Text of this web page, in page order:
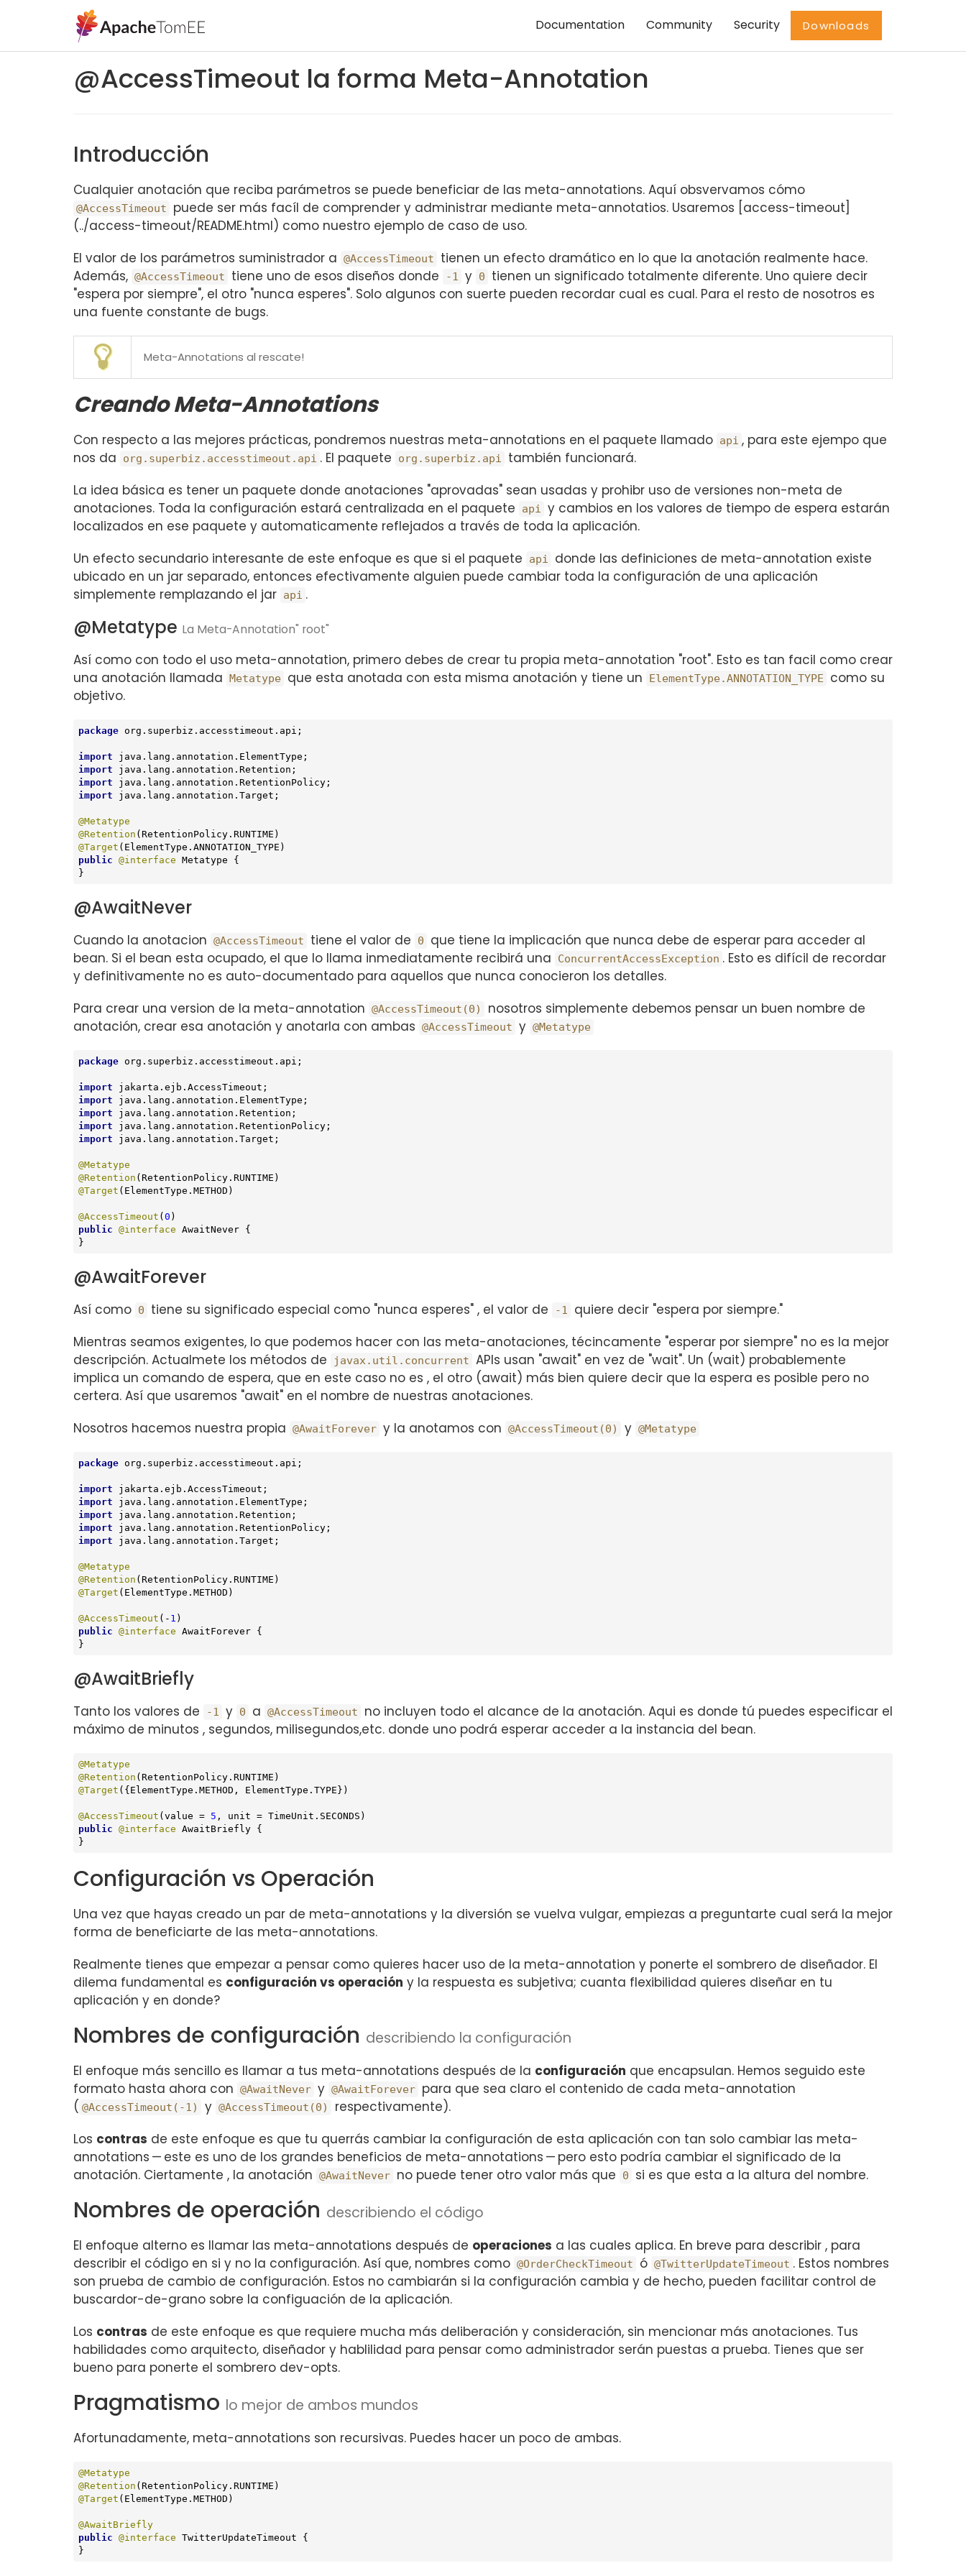
Documentation Community Security Downloads
@AccessTimeout la forma Meta-Annotation
Introducción
Cualquier anotación que reciba parámetros se puede beneficiar de las meta-annotations. Aquí obsvervamos cómo
@AccessTimeout
puede ser más facíl de comprender y administrar mediante meta-annotatios. Usaremos [access-timeout]
(../access-timeout/README.html) como nuestro ejemplo de caso de uso.
El valor de los parámetros suministrador a @AccessTimeout
tienen un efecto dramático en lo que la anotación realmente hace.
Además, @AccessTimeout tiene uno de esos diseños donde -1 y 0
tienen un significado totalmente diferente. Uno quiere decir
"espera por siempre", el otro "nunca esperes". Solo algunos con suerte pueden recordar cual es cual. Para el resto de nosotros es
una fuente constante de bugs.
Meta-Annotations al rescate!
Creando Meta-Annotations
Con respecto a las mejores prácticas, pondremos nuestras meta-annotations en el paquete llamado api , para este ejempo que
nos da
org.superbiz.accesstimeout.api . El paquete org.superbiz.api
también funcionará.
La idea básica es tener un paquete donde anotaciones "aprovadas" sean usadas y prohibr uso de versiones non-meta de
anotaciones. Toda la configuración estará centralizada en el paquete
api y cambios en los valores de tiempo de espera estarán
localizados en ese paquete y automaticamente reflejados a través de toda la aplicación.
Un efecto secundario interesante de este enfoque es que si el paquete
api
donde las definiciones de meta-annotation existe
ubicado en un jar separado, entonces efectivamente alguien puede cambiar toda la configuración de una aplicación
simplemente remplazando el jar api .
@Metatype La Meta-Annotation" root"
Así como con todo el uso meta-annotation, primero debes de crear tu propia meta-annotation "root". Esto es tan facil como crear
una anotación llamada Metatype que esta anotada con esta misma anotación y tiene un ElementType.ANNOTATION_TYPE
como su
objetivo.
package org.superbiz.accesstimeout.api;
import
import
import
import java.lang.annotation.Target;
@Metatype
@Retention
@Target
public @interface Metatype {
}
@AwaitNever
Cuando la anotacion @AccessTimeout tiene el valor de 0
que tiene la implicación que nunca debe de esperar para acceder al
bean. Si el bean esta ocupado, el que lo llama inmediatamente recibirá una
ConcurrentAccessException . Esto es difícil de recordar
y definitivamente no es auto-documentado para aquellos que nunca conocieron los detalles.
Para crear una version de la meta-annotation @AccessTimeout(0)
nosotros simplemente debemos pensar un buen nombre de
anotación, crear esa anotación y anotarla con ambas @AccessTimeout y @Metatype
package org.superbiz.accesstimeout.api;
import
import
import
import
import java.lang.annotation.Target;
@Metatype
@Retention
@Target (ElementType.METHOD)
@AccessTimeout (0
public @interface AwaitNever {
}
@AwaitForever
Así como 0 tiene su significado especial como "nunca esperes" , el valor de -1
quiere decir "espera por siempre."
Mientras seamos exigentes, lo que podemos hacer con las meta-anotaciones, técincamente "esperar por siempre" no es la mejor
descripción. Actualmete los métodos de
javax.util.concurrent APIs usan "await" en vez de "wait". Un (wait) probablemente
implica un comando de espera, que en este caso no es , el otro (await) más bien quiere decir que la espera es posible pero no
certera. Así que usaremos "await" en el nombre de nuestras anotaciones.
Nosotros hacemos nuestra propia @AwaitForever y la anotamos con @AccessTimeout(0) y @Metatype
package org.superbiz.accesstimeout.api;
import
import
import
import
import java.lang.annotation.Target;
@Metatype
@Retention
@Target (ElementType.METHOD)
@AccessTimeout (- 1
public @interface AwaitForever {
}
@AwaitBriefly
Tanto los valores de -1 y 0 a @AccessTimeout
no incluyen todo el alcance de la anotación. Aqui es donde tú puedes especificar el
máximo de minutos , segundos, milisegundos,etc. donde uno podrá esperar acceder a la instancia del bean.
@Metatype
@Retention
@Target ({ElementType.METHOD, ElementType.TYPE})
@AccessTimeout (value = 5
public @interface AwaitBriefly {
}
Configuración vs Operación
Una vez que hayas creado un par de meta-annotations y la diversión se vuelva vulgar, empiezas a preguntarte cual será la mejor
forma de beneficiarte de las meta-annotations.
Realmente tienes que empezar a pensar como quieres hacer uso de la meta-annotation y ponerte el sombrero de diseñador. El
dilema fundamental es configuración vs operación y la respuesta es subjetiva; cuanta flexibilidad quieres diseñar en tu
aplicación y en donde?
Nombres de configuración describiendo la configuración
El enfoque más sencillo es llamar a tus meta-annotations después de la configuración que encapsulan. Hemos seguido este
formato hasta ahora con @AwaitNever y @AwaitForever para que sea claro el contenido de cada meta-annotation
( @AccessTimeout(-1) y @AccessTimeout(0)
respectivamente).
Los contras de este enfoque es que tu querrás cambiar la configuración de esta aplicación con tan solo cambiar las meta-
annotations — este es uno de los grandes beneficios de meta-annotations — pero esto podría cambiar el significado de la
anotación. Ciertamente , la anotación @AwaitNever no puede tener otro valor más que 0 si es que esta a la altura del nombre.
Nombres de operación describiendo el código
El enfoque alterno es llamar las meta-annotations después de operaciones a las cuales aplica. En breve para describir , para
describir el código en si y no la configuración. Así que, nombres como @OrderCheckTimeout ó @TwitterUpdateTimeout . Estos nombres
son prueba de cambio de configuración. Estos no cambiarán si la configuración cambia y de hecho, pueden facilitar control de
buscardor-de-grano sobre la configuación de la aplicación.
Los contras de este enfoque es que requiere mucha más deliberación y consideración, sin mencionar más anotaciones. Tus
habilidades como arquitecto, diseñador y hablilidad para pensar como administrador serán puestas a prueba. Tienes que ser
bueno para ponerte el sombrero dev-opts.
Pragmatismo lo mejor de ambos mundos
Afortunadamente, meta-annotations son recursivas. Puedes hacer un poco de ambas.
@Metatype
@Retention
@Target (ElementType.METHOD)
@AwaitBriefly
public @interface TwitterUpdateTimeout {
}